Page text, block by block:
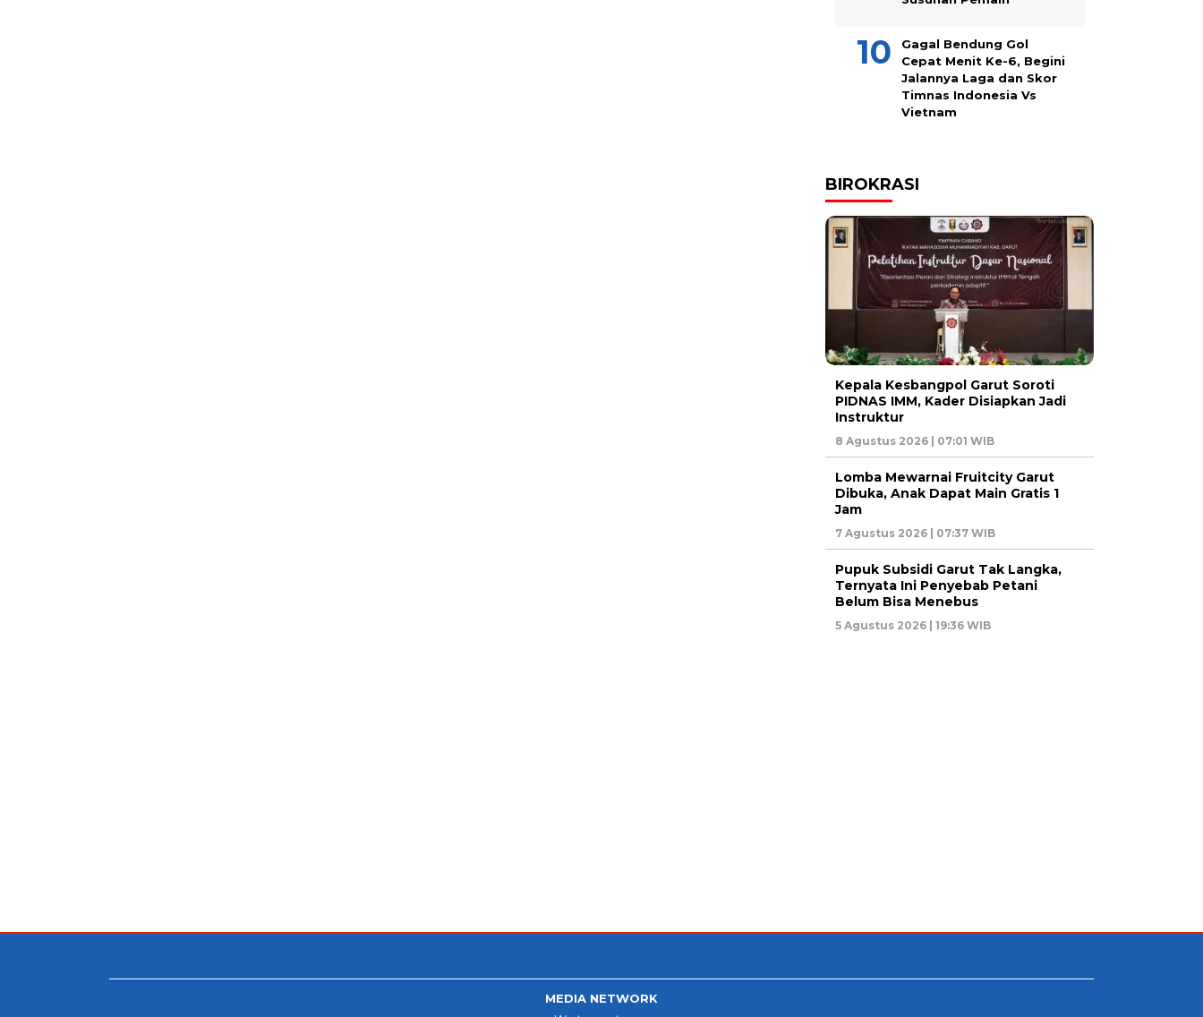
Gagal Bendung Gol
Cepat Menit Ke-6, Begini
Jalannya Laga dan Skor
Timnas Indonesia Vs
Vietnam
BIROKRASI
Kepala Kesbangpol Garut Soroti
PIDNAS IMM, Kader Disiapkan Jadi
Instruktur
8 Agustus 2026 | 07:01 WIB
Lomba Mewarnai Fruitcity Garut
Dibuka, Anak Dapat Main Gratis 1
Jam
7 Agustus 2026 | 07:37 WIB
Pupuk Subsidi Garut Tak Langka,
Ternyata Ini Penyebab Petani
Belum Bisa Menebus
5 Agustus 2026 | 19:36 WIB
MEDIA NETWORK